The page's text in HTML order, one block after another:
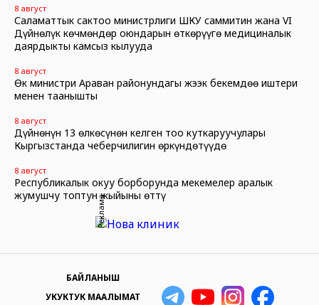
8 август
Саламаттык сактоо министрлиги ШКУ саммитин жана VI
Дүйнөлүк көчмөндөр оюндарын өткөрүүгө медициналык
даярдыкты камсыз кылууда
8 август
Өк министри Араван районундагы жээк бекемдөө иштери
менен таанышты
8 август
Дүйнөнүн 13 өлкөсүнөн келген тоо куткаруучулары
Кыргызстанда чеберчилигин өркүндөтүүдө
8 август
Республикалык окуу борборунда мекемелер аралык
жумушчу топтун жыйыны өттү
Реклама
БАЙЛАНЫШ
УКУКТУК МААЛЫМАТ